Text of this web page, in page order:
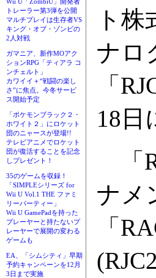
トレーラー第3弾を公開
マルチプレイは生存者VS
キング・オブ・ゾンビの
2人対戦
ガマニア、新作MOアク
ションRPG「ティアラ コ
ンチェルト」
カワイイ＋“戦闘の楽し
さ”に焦点。今冬サービ
ス開始予定
「ポケモンブラック２・
ホワイト２」にロケット
団のニャースが登場!!
テレビアニメでロケット
団が復活することを記念
しプレゼント！
35のゲームを収録！
「SIMPLEシリーズ for
Wii U Vol.1 THE ファミ
リーパーティー」
Wii U GamePadを持った
プレーヤーと持たないプ
レーヤーで展開の変わる
ゲームも
EA、「シムシティ」早期
予約キャンペーンを12月
3日まで実施
ト
ナロ
「
18日
「
ナメ
「